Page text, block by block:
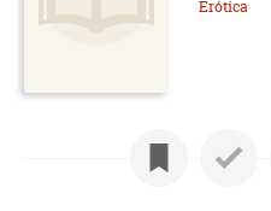
Erótica